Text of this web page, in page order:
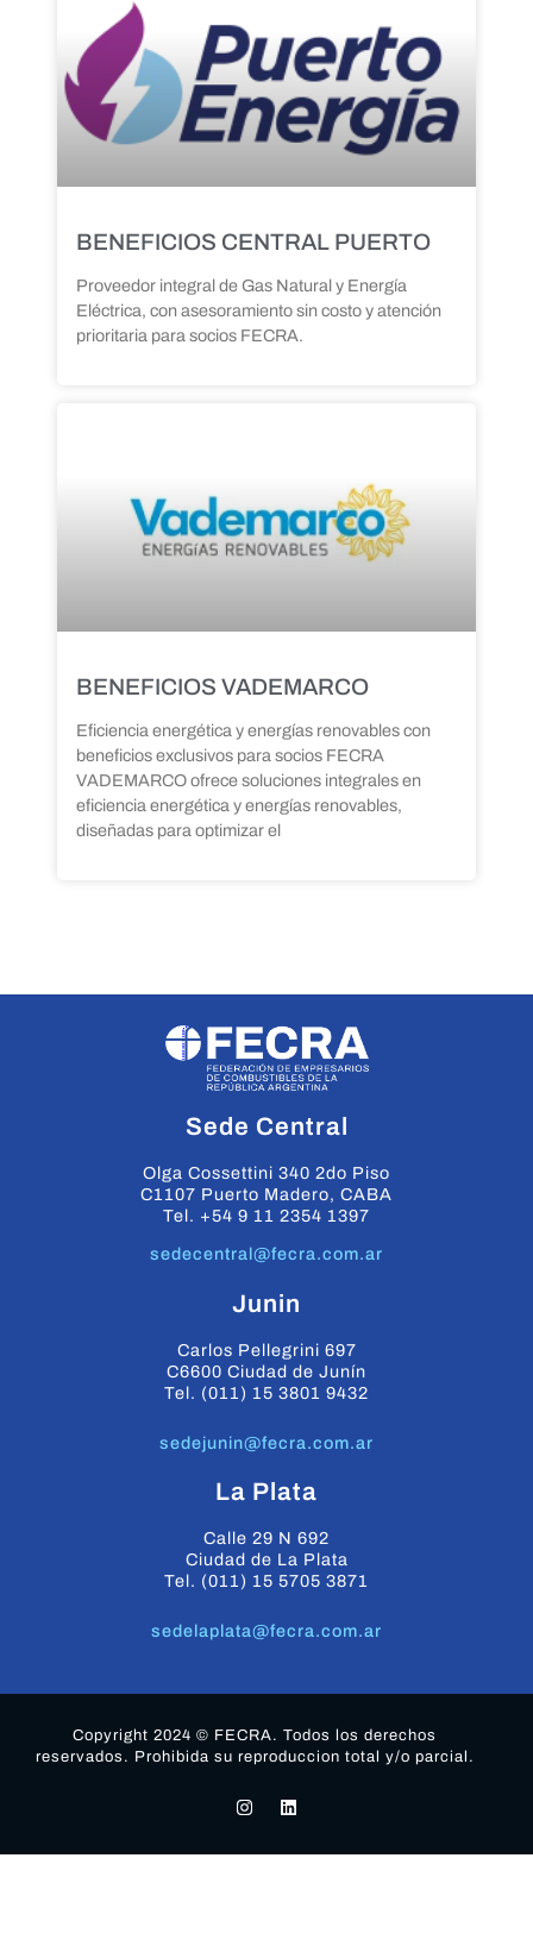
BENEFICIOS CENTRAL PUERTO
Proveedor integral de Gas Natural y Energía
Eléctrica, con asesoramiento sin costo y atención
prioritaria para socios FECRA.
BENEFICIOS VADEMARCO
Eficiencia energética y energías renovables con
beneficios exclusivos para socios FECRA
VADEMARCO ofrece soluciones integrales en
eficiencia energética y energías renovables,
diseñadas para optimizar el
Sede Central
Olga Cossettini 340 2do Piso
C1107 Puerto Madero, CABA
Tel. +54 9 11 2354 1397
sedecentral@fecra.com.ar
Junin
Carlos Pellegrini 697
C6600 Ciudad de Junín
Tel. (011) 15 3801 9432
sedejunin@fecra.com.ar
La Plata
Calle 29 N 692
Ciudad de La Plata
Tel. (011) 15 5705 3871
sedelaplata@fecra.com.ar
Copyright 2024 © FECRA. Todos los derechos
reservados. Prohibida su reproduccion total y/o parcial.